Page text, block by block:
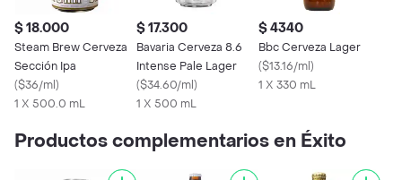
$ 18.000
Steam Brew Cerveza
Sección Ipa
($36/ml)
1 X 500.0 mL
$ 17.300
Bavaria Cerveza 8.6
Intense Pale Lager
($34.60/ml)
1 X 500 mL
$ 4340
Bbc Cerveza Lager
($13.16/ml)
1 X 330 mL
Productos complementarios en Éxito